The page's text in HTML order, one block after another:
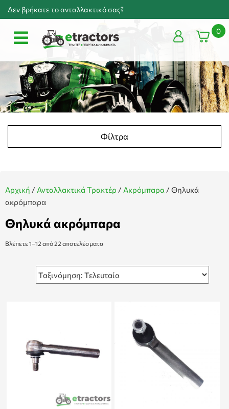
Δεν βρήκατε το ανταλλακτικό σας?
0
Φίλτρα
Αρχική / Ανταλλακτικά Τρακτέρ / Ακρόμπαρα / Θηλυκά
ακρόμπαρα
Θηλυκά ακρόμπαρα
Βλέπετε 1–12 από 22 αποτελέσματα